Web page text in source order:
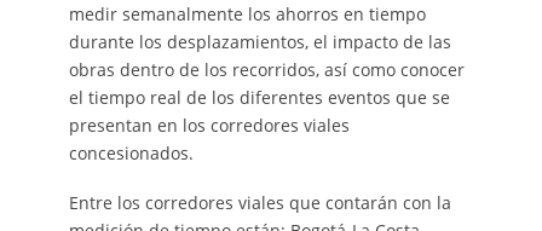
medir semanalmente los ahorros en tiempo
durante los desplazamientos, el impacto de las
obras dentro de los recorridos, así como conocer
el tiempo real de los diferentes eventos que se
presentan en los corredores viales
concesionados.
Entre los corredores viales que contarán con la